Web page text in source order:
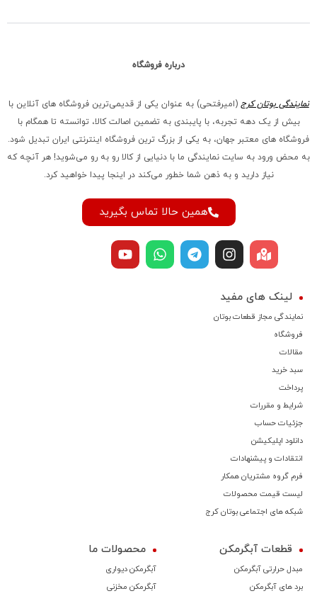
درباره فروشگاه
نمایندگی بوتان کرج (امیرفتحی) به عنوان یکی از قدیمی‌ترین فروشگاه های آنلاین با
بیش از یک دهه تجربه، با پایبندی به تضمین اصالت کالا، توانسته تا همگام با
فروشگاه‌ های معتبر جهان، به یکی از بزرگ‌ ترین فروشگاه اینترنتی ایران تبدیل شود.
به محض ورود به سایت نمایندگی ما با دنیایی از کالا رو به رو می‌شوید! هر آنچه که
نیاز دارید و به ذهن شما خطور می‌کند در اینجا پیدا خواهید کرد.
همین حالا تماس بگیرید
لینک های مفید
نمایندگی مجاز قطعات بوتان
فروشگاه
مقالات
سبد خرید
پرداخت
شرایط و مقررات
جزئیات حساب
دانلود اپلیکیشن
انتقادات و پیشنهادات
فرم گروه مشتریان همکار
لیست قیمت محصولات
شبکه های اجتماعی بوتان کرج
قطعات آبگرمکن
مبدل حرارتی آبگرمکن
برد های آبگرمکن
محصولات ما
آبگرمکن دیواری
آبگرمکن مخزنی